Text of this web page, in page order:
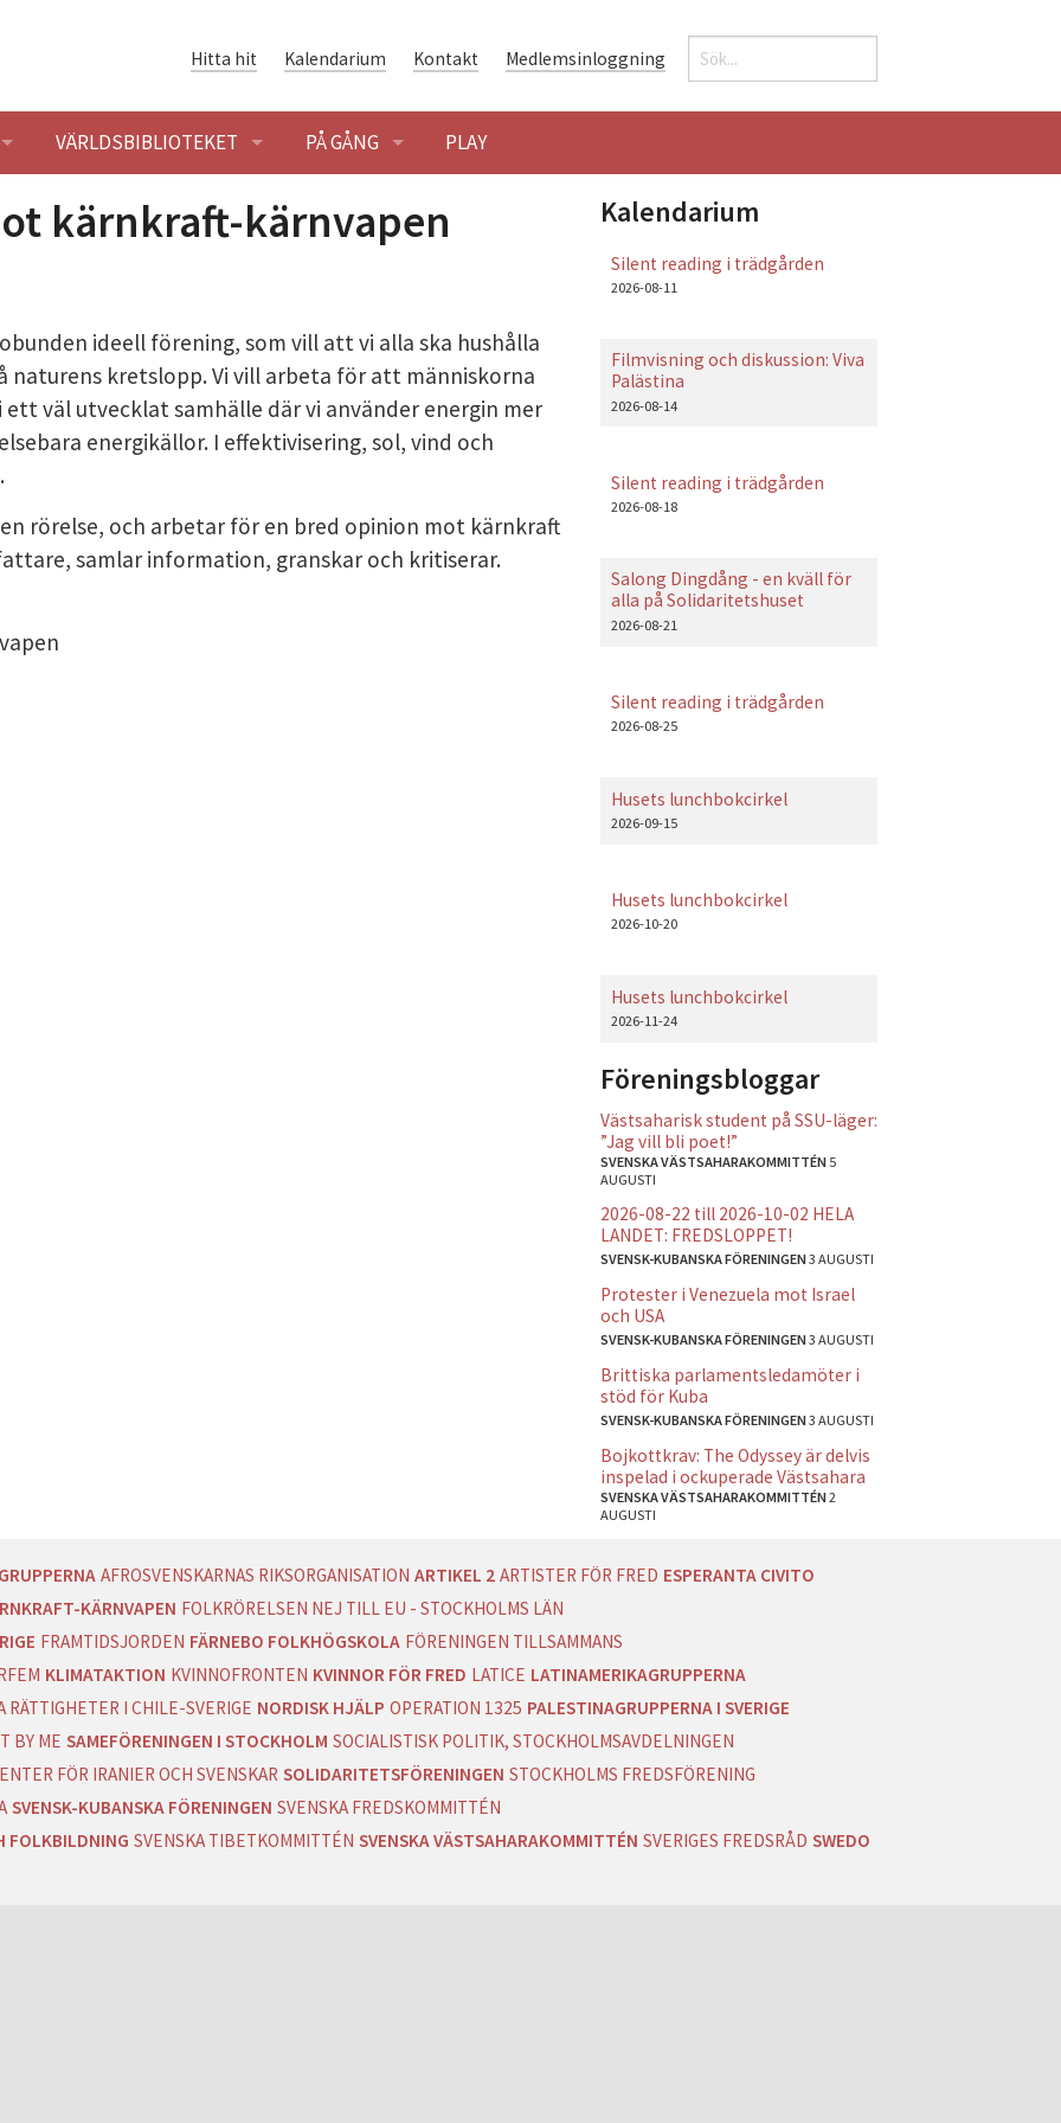
Sökformulär
Sök
Hitta hit Kalendarium Kontakt Medlemsinloggning
- FÖRENINGSHISTORIA
OCH OMRÅDET
I SOLIDARITETSHUSET
VÄRLDSBIBLIOTEKET
ÖPPETTIDER
VÄRLDSLITTERATUR
GLOBALARKIVET
DIGITAL SOLIDARITET
PÅ GÅNG PLAY
kärnkraft-kärnvapen
ideell förening, som vill att vi alla ska hushålla
naturens kretslopp. Vi vill arbeta för att människorna
väl utvecklat samhälle där vi använder energin mer
energikällor. I effektivisering, sol, vind och
rörelse, och arbetar för en bred opinion mot kärnkraft
samlar information, granskar och kritiserar.
Kalendarium
Silent reading i trädgården
2026-08-11
Filmvisning och diskussion: Viva
Palästina
2026-08-14
Silent reading i trädgården
2026-08-18
Salong Dingdång - en kväll för
alla på Solidaritetshuset
2026-08-21
Silent reading i trädgården
2026-08-25
Husets lunchbokcirkel
2026-09-15
Husets lunchbokcirkel
2026-10-20
Husets lunchbokcirkel
2026-11-24
Föreningsbloggar
Västsaharisk student på SSU-läger:
”Jag vill bli poet!”
SVENSKA VÄSTSAHARAKOMMITTÉN 5
AUGUSTI
2026-08-22 till 2026-10-02 HELA
LANDET: FREDSLOPPET!
SVENSK-KUBANSKA FÖRENINGEN3 AUGUSTI
Protester i Venezuela mot Israel
och USA
SVENSK-KUBANSKA FÖRENINGEN3 AUGUSTI
Brittiska parlamentsledamöter i
stöd för Kuba
SVENSK-KUBANSKA FÖRENINGEN3 AUGUSTI
Bojkottkrav: The Odyssey är delvis
inspelad i ockuperade Västsahara
SVENSKA VÄSTSAHARAKOMMITTÉN2
AUGUSTI
AFROSVENSKARNAS RIKSORGANISATION ARTIKEL 2 ARTISTER FÖR FRED ESPERANTA CIVITO
KÄRNVAPEN FOLKRÖRELSEN NEJ TILL EU - STOCKHOLMS LÄN
FRAMTIDSJORDEN FÄRNEBO FOLKHÖGSKOLA FÖRENINGEN TILLSAMMANS
KLIMATAKTION KVINNOFRONTEN KVINNOR FÖR FRED LATICE LATINAMERIKAGRUPPERNA
RÄTTIGHETER I CHILE-SVERIGE NORDISK HJÄLP OPERATION 1325 PALESTINAGRUPPERNA I SVERIGE
BY ME SAMEFÖRENINGEN I STOCKHOLM SOCIALISTISK POLITIK, STOCKHOLMSAVDELNINGEN
FÖR IRANIER OCH SVENSKAR SOLIDARITETSFÖRENINGEN STOCKHOLMS FREDSFÖRENING
SVENSK-KUBANSKA FÖRENINGEN SVENSKA FREDSKOMMITTÉN
FOLKBILDNING SVENSKA TIBETKOMMITTÉN SVENSKA VÄSTSAHARAKOMMITTÉN SVERIGES FREDSRÅD SWEDO